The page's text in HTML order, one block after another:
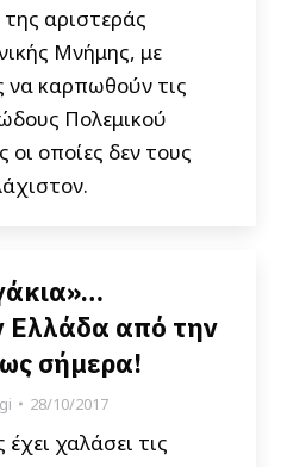
αριστεράς
Μνήμης, με
να καρπωθούν τις
Πολεμικού
οι οποίες δεν τους
Ελλάδα από την
σήμερα!
28/10/2017
χαλάσει τις